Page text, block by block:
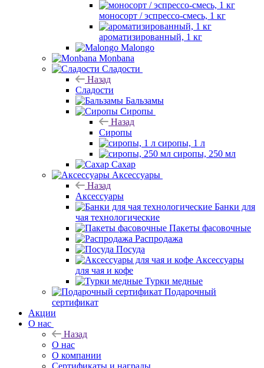
моносорт / эспрессо-смесь, 1 кг
ароматизированный, 1 кг
Malongo
Monbana
Сладости
Назад
Сладости
Бальзамы
Сиропы
Назад
Сиропы
сиропы, 1 л
сиропы, 250 мл
Сахар
Аксессуары
Назад
Аксессуары
Банки для
чая технологические
Пакеты фасовочные
Распродажа
Посуда
Аксессуары
для чая и кофе
Турки медные
Подарочный
сертификат
Акции
О нас
Назад
О нас
О компании
Сертификаты и награды